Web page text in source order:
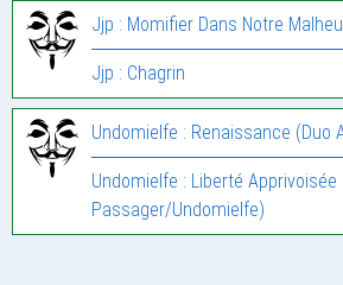
Jjp : Momifier Dans Notre
Jjp : Chagrin
Undomielfe : Renaissance (Duo
Undomielfe : Liberté Apprivoisée
Passager/Undomielfe)